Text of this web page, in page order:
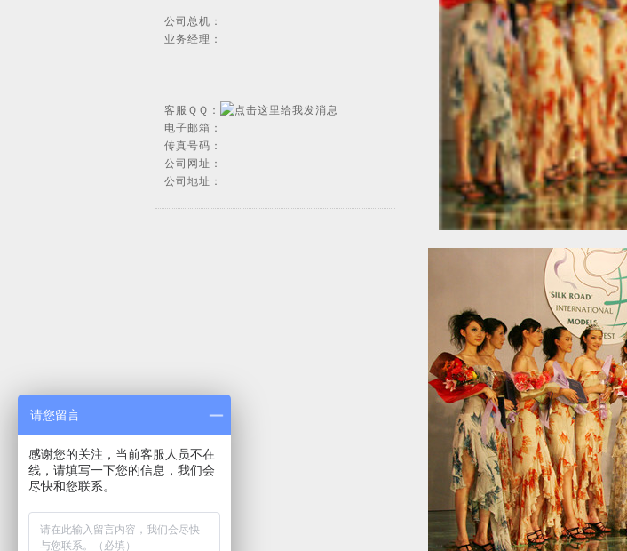
公司总机：
业务经理：
客服ＱＱ：
电子邮箱：
传真号码：
公司网址：
公司地址：
请您留言
感谢您的关注，当前客服人员不在
线，请填写一下您的信息，我们会
尽快和您联系。